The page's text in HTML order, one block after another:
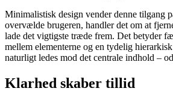
Minimalistisk design vender denne tilgang
overvælde brugeren, handler det om at
lade det vigtigste træde frem. Det betyder
mellem elementerne og en tydelig
naturligt ledes mod det centrale indhold –
Klarhed skaber tillid